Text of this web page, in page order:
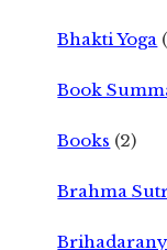
Bhakti Yoga
Book
Books (2)
Brahma